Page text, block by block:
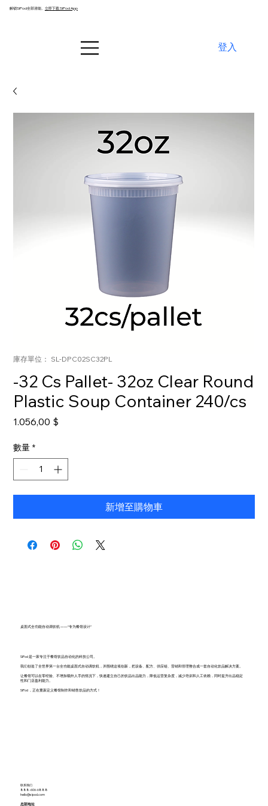
解锁SiPod全部潜能。 立即下载 SiPod App
登入
庫存單位： SL-DPC02SC32PL
-32 Cs Pallet- 32oz Clear Round
Plastic Soup Container 240/cs
1.056,00 $
數量 *
新增至購物車
桌面式全功能自动调饮机 ——“专为餐馆设计”
SiPod 是一家专注于餐馆饮品自动化的科技公司。
我们创造了全世界第一台全功能桌面式自动调饮机，并围绕这项创新，把设备、配方、供应链、营销和管理整合成一套自动化饮品解决方案。
让餐馆可以在零经验、不增加额外人手的情况下，快速建立自己的饮品出品能力，降低运营复杂度，减少培训和人工依赖，同时提升出品稳定
性和门店盈利能力。
SiPod ，正在重新定义餐馆制作和销售饮品的方式！
联系我们
888-606-6888
hello@sipod.com
总部地址